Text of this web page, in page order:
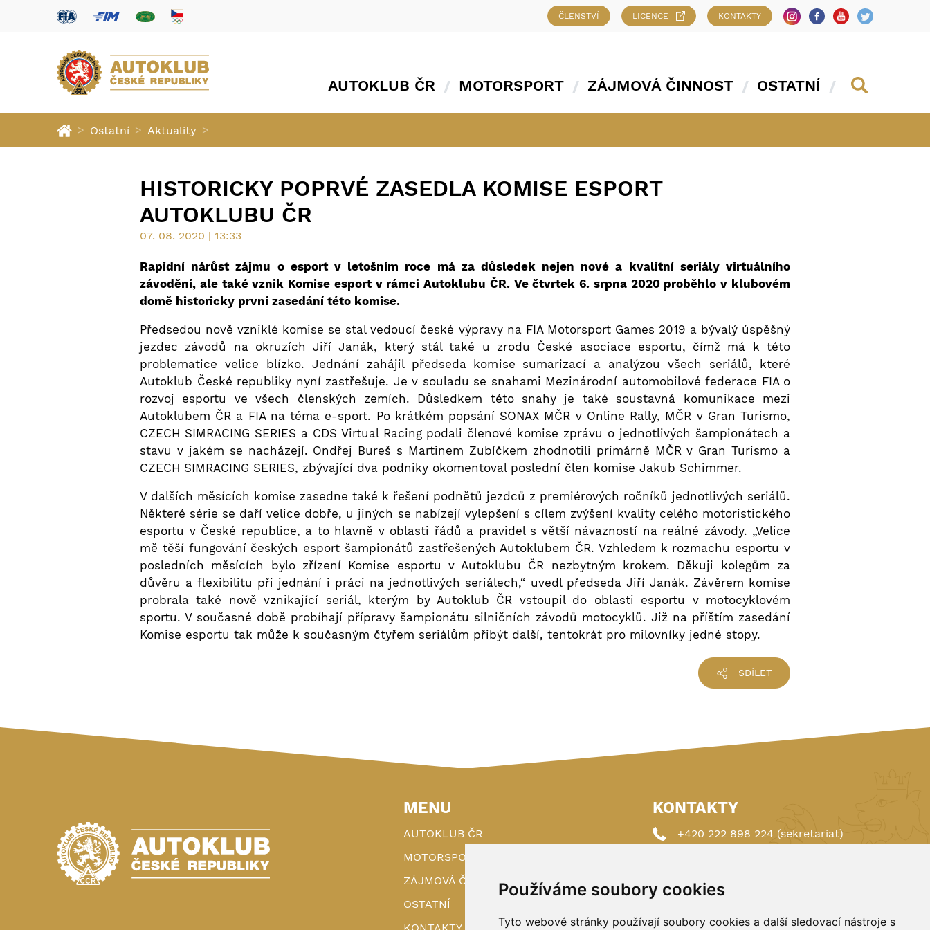
Používáme soubory cookies
Tyto webové stránky používají soubory cookies a další sledovací nástroje s
ČLENSTVÍ LICENCE KONTAKTY
AUTOKLUB ČR MOTORSPORT ZÁJMOVÁ ČINNOST OSTATNÍ
> Ostatní > Aktuality >
HISTORICKY POPRVÉ ZASEDLA KOMISE ESPORT
AUTOKLUBU ČR
07. 08. 2020 | 13:33
Rapidní nárůst zájmu o esport v letošním roce má za důsledek nejen nové a kvalitní seriály virtuálního
závodění, ale také vznik Komise esport v rámci Autoklubu ČR. Ve čtvrtek 6. srpna 2020 proběhlo v klubovém
domě historicky první zasedání této komise.
Předsedou nově vzniklé komise se stal vedoucí české výpravy na FIA Motorsport Games 2019 a bývalý úspěšný
jezdec závodů na okruzích Jiří Janák, který stál také u zrodu České asociace esportu, čímž má k této
problematice velice blízko. Jednání zahájil předseda komise sumarizací a analýzou všech seriálů, které
Autoklub České republiky nyní zastřešuje. Je v souladu se snahami Mezinárodní automobilové federace FIA o
rozvoj esportu ve všech členských zemích. Důsledkem této snahy je také soustavná komunikace mezi
Autoklubem ČR a FIA na téma e-sport. Po krátkém popsání SONAX MČR v Online Rally, MČR v Gran Turismo,
CZECH SIMRACING SERIES a CDS Virtual Racing podali členové komise zprávu o jednotlivých šampionátech a
stavu v jakém se nacházejí. Ondřej Bureš s Martinem Zubíčkem zhodnotili primárně MČR v Gran Turismo a
CZECH SIMRACING SERIES, zbývající dva podniky okomentoval poslední člen komise Jakub Schimmer.
V dalších měsících komise zasedne také k řešení podnětů jezdců z premiérových ročníků jednotlivých seriálů.
Některé série se daří velice dobře, u jiných se nabízejí vylepšení s cílem zvýšení kvality celého motoristického
esportu v České republice, a to hlavně v oblasti řádů a pravidel s větší návazností na reálné závody. „Velice
mě těší fungování českých esport šampionátů zastřešených Autoklubem ČR. Vzhledem k rozmachu esportu v
posledních měsících bylo zřízení Komise esportu v Autoklubu ČR nezbytným krokem. Děkuji kolegům za
důvěru a flexibilitu při jednání i práci na jednotlivých seriálech,“ uvedl předseda Jiří Janák. Závěrem komise
probrala také nově vznikající seriál, kterým by Autoklub ČR vstoupil do oblasti esportu v motocyklovém
sportu. V současné době probíhají přípravy šampionátu silničních závodů motocyklů. Již na příštím zasedání
Komise esportu tak může k současným čtyřem seriálům přibýt další, tentokrát pro milovníky jedné stopy.
SDÍLET
MENU
AUTOKLUB ČR
MOTORSPORT
ZÁJMOVÁ ČINNOST
OSTATNÍ
KONTAKTY
+420 222 898 224 (sekretariat)
autoklub@autoklub.cz
Opletalova 1337/29, 110 00 Praha 1